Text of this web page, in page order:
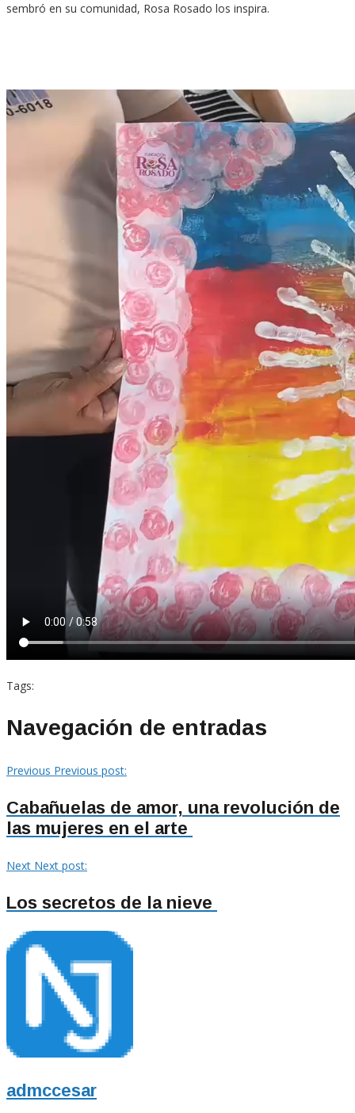
sembró en su comunidad, Rosa Rosado los inspira.
Tags:
Navegación de entradas
Previous Previous post:
Cabañuelas de amor, una revolución de
las mujeres en el arte
Next Next post:
Los secretos de la nieve
admccesar